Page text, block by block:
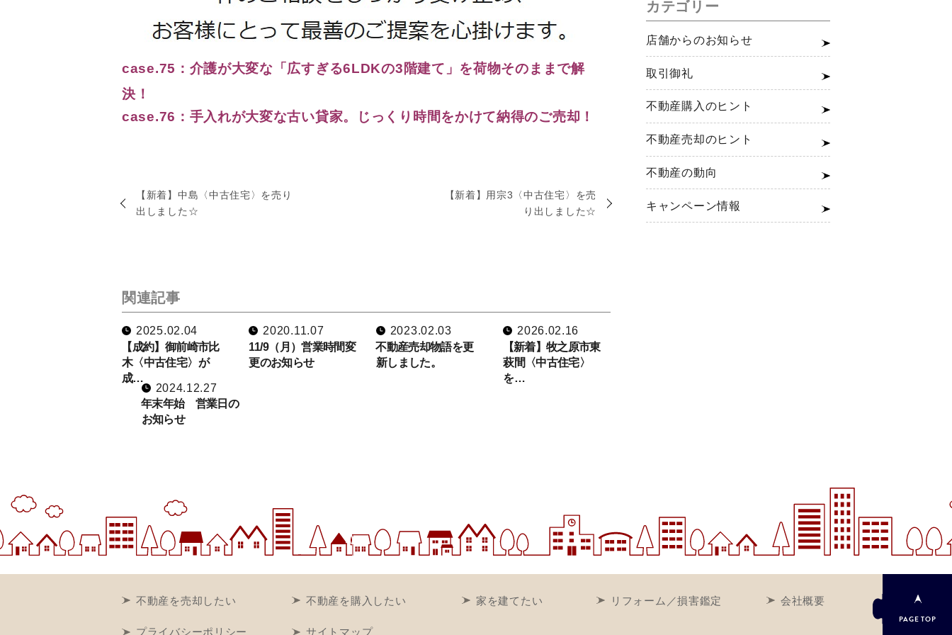
case.75：介護が大変な「広すぎる6LDKの3階建て」を荷物そのままで解
決！
case.76：手入れが大変な古い貸家。じっくり時間をかけて納得のご売却！
【新着】中島〈中古住宅〉を売り
出しました☆
【新着】用宗3〈中古住宅〉を売
り出しました☆
関連記事
2025.02.04
【成約】御前崎市比
木〈中古住宅〉が
成…
2020.11.07
11/9（月）営業時間変
更のお知らせ
2023.02.03
不動産売却物語を更
新しました。
2026.02.16
【新着】牧之原市東
萩間〈中古住宅〉
を…
2024.12.27
年末年始 営業日の
お知らせ
カテゴリー
店舗からのお知らせ
取引御礼
不動産購入のヒント
不動産売却のヒント
不動産の動向
キャンペーン情報
PAGE TOP
不動産を売却したい 不動産を購入したい 家を建てたい リフォーム／損害鑑定 会社概要
プライバシーポリシー サイトマップ